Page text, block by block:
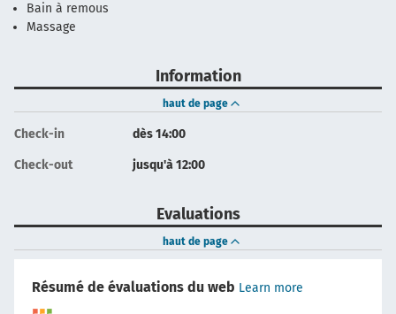
Bain à remous
Massage
Information
haut de page
Check-in dès 14:00
Check-out jusqu'à 12:00
Evaluations
haut de page
Résumé de évaluations du web Learn more